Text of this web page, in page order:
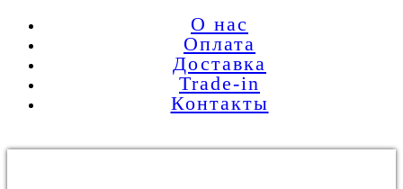
О нас
Оплата
Доставка
Trade-in
Контакты